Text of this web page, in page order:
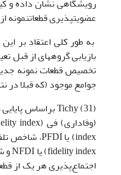
عضویت­پذیری
به طور کلی اعتقاد بر
تخصیص قطعات نمونه
جوامع موجود (که قبلا در
اجتماع‌پذیری هر یک از